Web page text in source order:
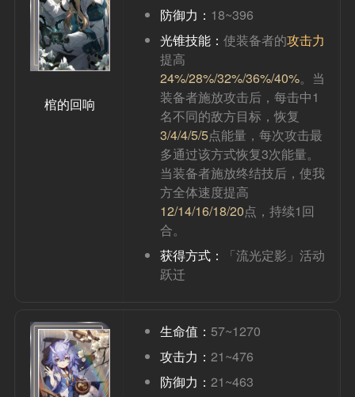
棺的回响
防御力： 18~396
光锥技能：使装备者的攻击力
提高
24%/28%/32%/36%/40%。当
装备者施放攻击后，每击中1
名不同的敌方目标，恢复
3/4/4/5/5点能量，每次攻击最
多通过该方式恢复3次能量。
当装备者施放终结技后，使我
方全体速度提高
12/14/16/18/20点，持续1回
合。
获得方式：
「流光定影」活动
跃迁
生命值：57~1270
攻击力：21~476
防御力：21~463